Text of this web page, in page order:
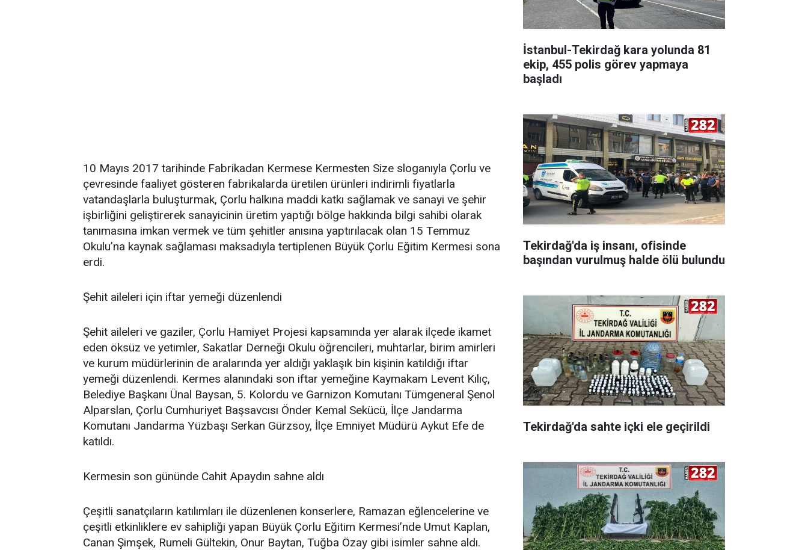
10 Mayıs 2017 tarihinde Fabrikadan Kermese Kermesten Size sloganıyla Çorlu ve
çevresinde faaliyet gösteren fabrikalarda üretilen ürünleri indirimli fiyatlarla
vatandaşlarla buluşturmak, Çorlu halkına maddi katkı sağlamak ve sanayi ve şehir
işbirliğini geliştirerek sanayicinin üretim yaptığı bölge hakkında bilgi sahibi olarak
tanımasına imkan vermek ve tüm şehitler anısına yaptırılacak olan 15 Temmuz
Okulu’na kaynak sağlaması maksadıyla tertiplenen Büyük Çorlu Eğitim Kermesi sona
erdi.
Şehit aileleri için iftar yemeği düzenlendi
Şehit aileleri ve gaziler, Çorlu Hamiyet Projesi kapsamında yer alarak ilçede ikamet
eden öksüz ve yetimler, Sakatlar Derneği Okulu öğrencileri, muhtarlar, birim amirleri
ve kurum müdürlerinin de aralarında yer aldığı yaklaşık bin kişinin katıldığı iftar
yemeği düzenlendi. Kermes alanındaki son iftar yemeğine Kaymakam Levent Kılıç,
Belediye Başkanı Ünal Baysan, 5. Kolordu ve Garnizon Komutanı Tümgeneral Şenol
Alparslan, Çorlu Cumhuriyet Başsavcısı Önder Kemal Sekücü, İlçe Jandarma
Komutanı Jandarma Yüzbaşı Serkan Gürzsoy, İlçe Emniyet Müdürü Aykut Efe de
katıldı.
Kermesin son gününde Cahit Apaydın sahne aldı
Çeşitli sanatçıların katılımları ile düzenlenen konserlere, Ramazan eğlencelerine ve
çeşitli etkinliklere ev sahipliği yapan Büyük Çorlu Eğitim Kermesi’nde Umut Kaplan,
Canan Şimşek, Rumeli Gültekin, Onur Baytan, Tuğba Özay gibi isimler sahne aldı.
İstanbul-Tekirdağ kara yolunda 81
ekip, 455 polis görev yapmaya
başladı
Tekirdağ'da iş insanı, ofisinde
başından vurulmuş halde ölü bulundu
Tekirdağ'da sahte içki ele geçirildi